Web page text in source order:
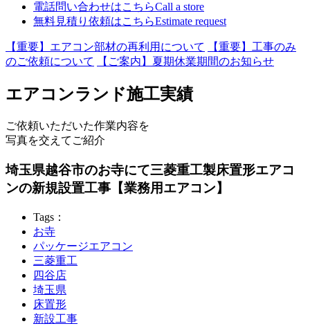
電話問い合わせはこちらCall a store
無料見積り依頼はこちらEstimate request
【重要】エアコン部材の再利用について
【重要】工事のみ
のご依頼について
【ご案内】夏期休業期間のお知らせ
エアコンランド施工実績
ご依頼いただいた作業内容を
写真を交えてご紹介
埼玉県越谷市のお寺にて三菱重工製床置形エアコ
ンの新規設置工事【業務用エアコン】
Tags：
お寺
パッケージエアコン
三菱重工
四谷店
埼玉県
床置形
新設工事